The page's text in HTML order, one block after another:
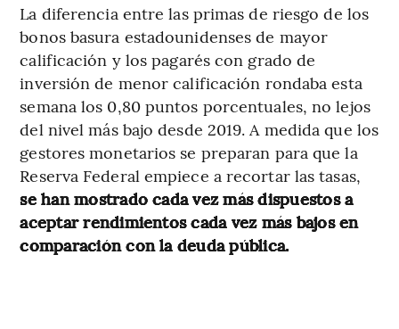
La diferencia entre las primas de riesgo de los
bonos basura estadounidenses de mayor
calificación y los pagarés con grado de
inversión de menor calificación rondaba esta
semana los 0,80 puntos porcentuales, no lejos
del nivel más bajo desde 2019. A medida que los
gestores monetarios se preparan para que la
Reserva Federal empiece a recortar las tasas,
se han mostrado cada vez más dispuestos a
aceptar rendimientos cada vez más bajos en
comparación con la deuda pública.